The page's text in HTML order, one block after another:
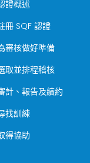
證概述
冊 SQF 認證
審核做好準備
取並排程稽核
計、報告及續約
找訓練
得協助